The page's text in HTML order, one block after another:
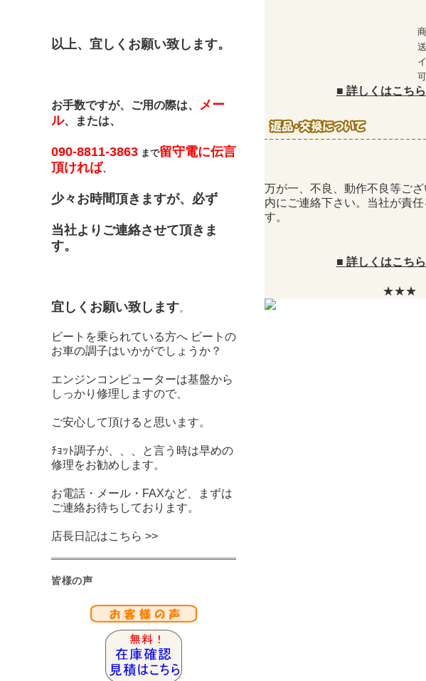
■ 詳しくはこち
万が一、不良、動作不良等ご
内にご連絡下さい。当社が責
す。
■ 詳しくはこち
★★★
以上、宜しくお願い致します。
お手数ですが、ご用の際は、 メー
ル、または、
090-8811-3863 まで留守電に伝言
頂ければ、
少々お時間頂きますが、必ず
当社よりご連絡させて頂きま
す。
宜しくお願い致します。
ビートを乗られている方へ ビートの
お車の調子はいかがでしょうか？
エンジンコンピューターは基盤から
しっかり修理しますので、
ご安心して頂けると思います。
ﾁｮｯﾄ調子が、、、と言う時は早めの
修理をお勧めします。
お電話・メール・FAXなど、まずは
ご連絡お待ちしております。
店長日記はこちら >>
皆様の声